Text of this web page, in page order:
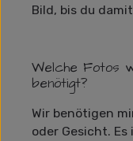
Bild, bis du
Welche Fotos
benötigt?
Wir benötigen
oder Gesicht.